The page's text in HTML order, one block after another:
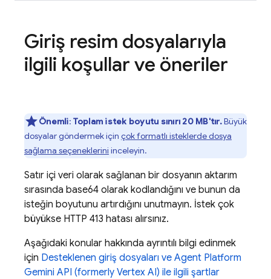
Giriş resim dosyalarıyla
ilgili koşullar ve öneriler
Önemli: Toplam istek boyutu sınırı 20 MB'tır.Büyük
dosyalar göndermek için çok formatlı isteklerde dosya
sağlama seçeneklerini inceleyin.
Satır içi veri olarak sağlanan bir dosyanın aktarım
sırasında base64 olarak kodlandığını ve bunun da
isteğin boyutunu artırdığını unutmayın. İstek çok
büyükse HTTP 413 hatası alırsınız.
Aşağıdaki konular hakkında ayrıntılı bilgi edinmek
için Desteklenen giriş dosyaları ve Agent Platform
Gemini API (formerly Vertex AI) ile ilgili şartlar